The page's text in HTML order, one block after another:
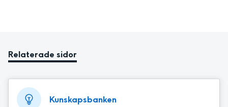
Relaterade sidor
Kunskapsbanken